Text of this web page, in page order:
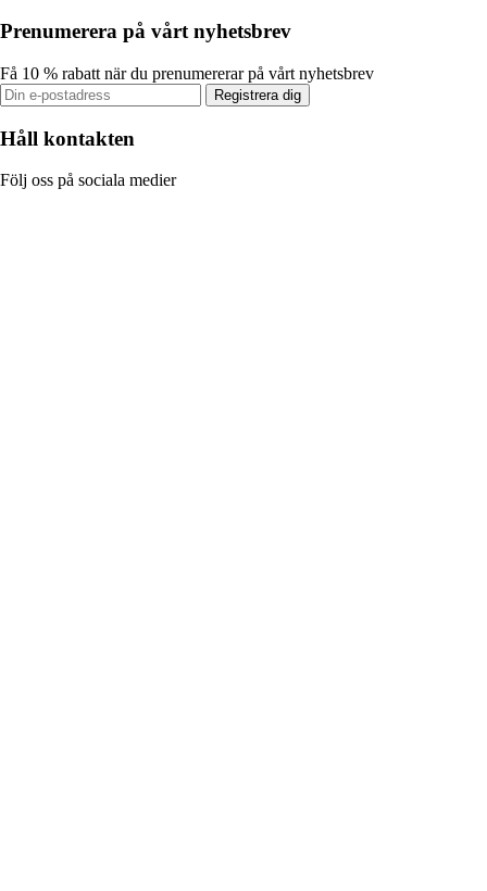
Prenumerera på vårt nyhetsbrev
Få 10 % rabatt när du prenumererar på vårt nyhetsbrev
Registrera dig
Håll kontakten
Följ oss på sociala medier